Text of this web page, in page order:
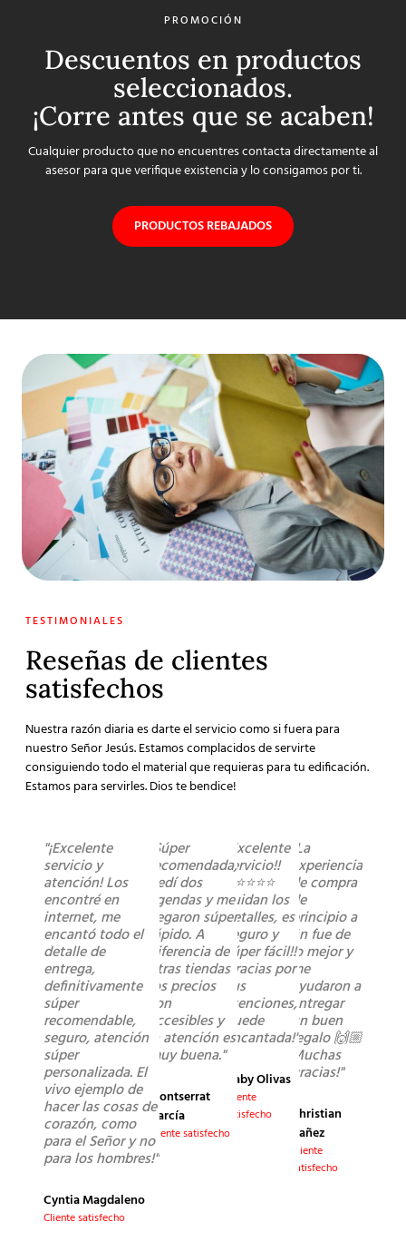
PROMOCIÓN
Descuentos en productos
seleccionados.
¡Corre antes que se acaben!
Cualquier producto que no encuentres contacta directamente al
asesor para que verifique existencia y lo consigamos por ti.
PRODUCTOS REBAJADOS
TESTIMONIALES
Reseñas de clientes
satisfechos
Nuestra razón diaria es darte el servicio como si fuera para
nuestro Señor Jesús. Estamos complacidos de servirte
consiguiendo todo el material que requieras para tu edificación.
Estamos para servirles. Dios te bendice!
"¡Excelente
servicio y
atención! Los
encontré en
internet, me
encantó todo el
detalle de
entrega,
definitivamente
súper
recomendable,
seguro, atención
súper
personalizada. El
vivo ejemplo de
hacer las cosas de
corazón, como
para el Señor y no
para los hombres!"
Cyntia Magdaleno
Cliente satisfecho
"Súper
recomendada,
pedí dos
agendas y me
llegaron súper
rápido. A
diferencia de
otras tiendas
los precios
son
accesibles y
la atención es
muy buena."
Montserrat
García
Cliente satisfecho
"Excelente
servicio!!
⭐️⭐️⭐️⭐️⭐️
cuidan los
detalles, es
seguro y
súper fácil!!
Gracias por
sus
atenciones,
quede
encantada!"
Gaby Olivas
Cliente
satisfecho
"La
experiencia
de compra
de
principio a
fin fue de
lo mejor y
me
ayudaron a
entregar
un buen
regalo 🙌🏼
Muchas
gracias!"
Christian
Yañez
Cliente
satisfecho